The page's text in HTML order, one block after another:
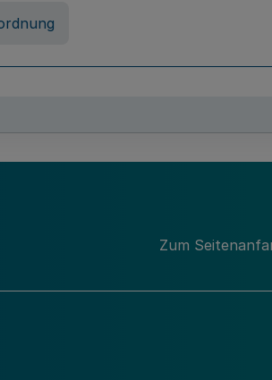
des Landes Nordrhein-
Zum